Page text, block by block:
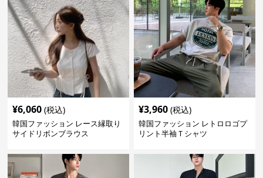
¥6,060 (税込)
韓国ファッション レース縁取り
サイドリボンブラウス
¥3,960 (税込)
韓国ファッション レトロロゴプ
リント半袖Ｔシャツ